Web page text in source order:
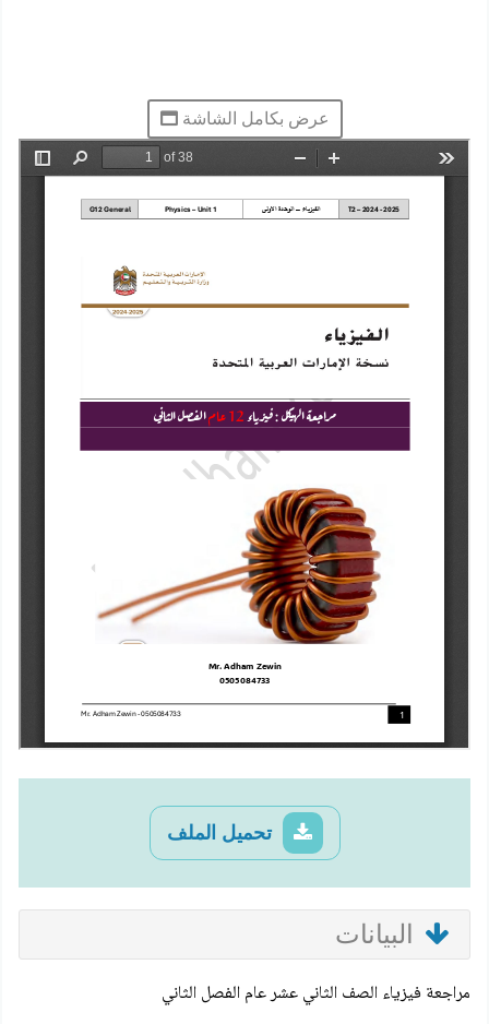
عرض بكامل الشاشة
تحميل الملف
البيانات
مراجعة فيزياء الصف الثاني عشر عام الفصل الثاني